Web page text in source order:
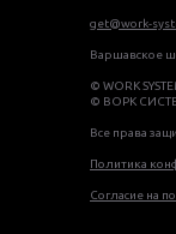
get@work-
Варшавское
© WORK
© ВОРК
Все права
Политика
Согласие на